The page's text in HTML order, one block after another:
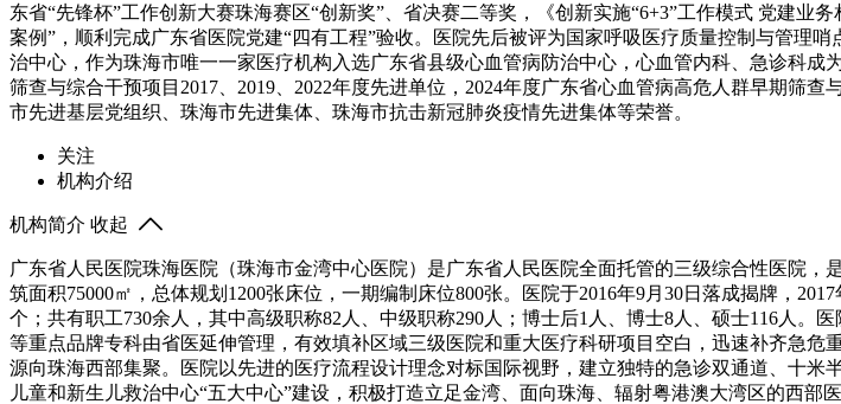
东省“先锋杯”工作创新大赛珠海赛区“创新奖”、省决赛二等奖，《创新实施“6+3”工作模式 党建
案例”，顺利完成广东省医院党建“四有工程”验收。医院先后被评为国家呼吸医疗质量控制与管理
治中心，作为珠海市唯一一家医疗机构入选广东省县级心血管病防治中心，心血管内科、急诊科
筛查与综合干预项目2017、2019、2022年度先进单位，2024年度广东省心血管病高危人群早期筛
市先进基层党组织、珠海市先进集体、珠海市抗击新冠肺炎疫情先进集体等荣誉。
关注
机构介绍
机构简介 收起
广东省人民医院珠海医院（珠海市金湾中心医院）是广东省人民医院全面托管的三级综合性医院
筑面积75000㎡，总体规划1200张床位，一期编制床位800张。医院于2016年9月30日落成揭牌，
个；共有职工730余人，其中高级职称82人、中级职称290人；博士后1人、博士8人、硕士116人
等重点品牌专科由省医延伸管理，有效填补区域三级医院和重大医疗科研项目空白，迅速补齐急
源向珠海西部集聚。医院以先进的医疗流程设计理念对标国际视野，建立独特的急诊双通道、十
儿童和新生儿救治中心“五大中心”建设，积极打造立足金湾、面向珠海、辐射粤港澳大湾区的西